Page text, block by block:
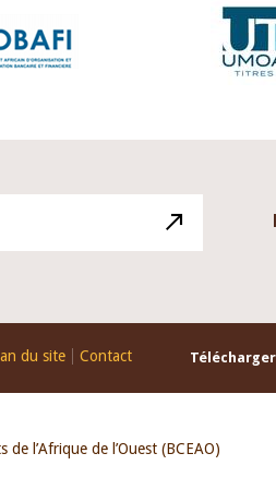
du site Contact
l’Afrique de l’Ouest (BCEAO)